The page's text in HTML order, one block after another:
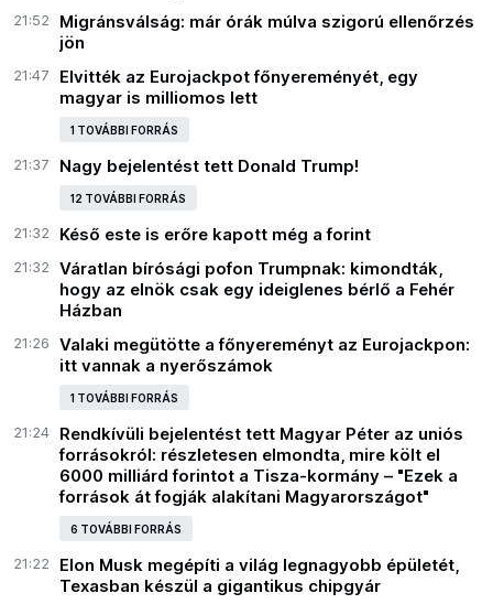
21:52
Migránsválság: már órák múlva szigorú ellenőrzés
jön
21:47
Elvitték az Eurojackpot főnyereményét, egy
magyar is milliomos lett
1 TOVÁBBI FORRÁS
21:37 Nagy bejelentést tett Donald Trump!
12 TOVÁBBI FORRÁS
21:32 Késő este is erőre kapott még a forint
21:32
Váratlan bírósági pofon Trumpnak: kimondták,
hogy az elnök csak egy ideiglenes bérlő a Fehér
Házban
21:26
Valaki megütötte a főnyereményt az Eurojackpon:
itt vannak a nyerőszámok
1 TOVÁBBI FORRÁS
21:24
Rendkívüli bejelentést tett Magyar Péter az uniós
forrásokról: részletesen elmondta, mire költ el
6000 milliárd forintot a Tisza-kormány – "Ezek a
források át fogják alakítani Magyarországot"
6 TOVÁBBI FORRÁS
21:22
Elon Musk megépíti a világ legnagyobb épületét,
Texasban készül a gigantikus chipgyár